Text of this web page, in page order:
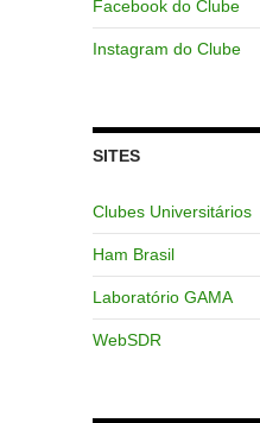
Facebook do Clube
Instagram do Clube
SITES
Clubes Universitários
Ham Brasil
Laboratório GAMA
WebSDR